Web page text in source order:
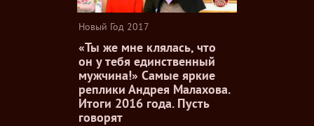
Новый Год 2017
«Ты же мне клялась, что
он у тебя единственный
мужчина!» Самые яркие
реплики Андрея Малахова.
Итоги 2016 года. Пусть
говорят